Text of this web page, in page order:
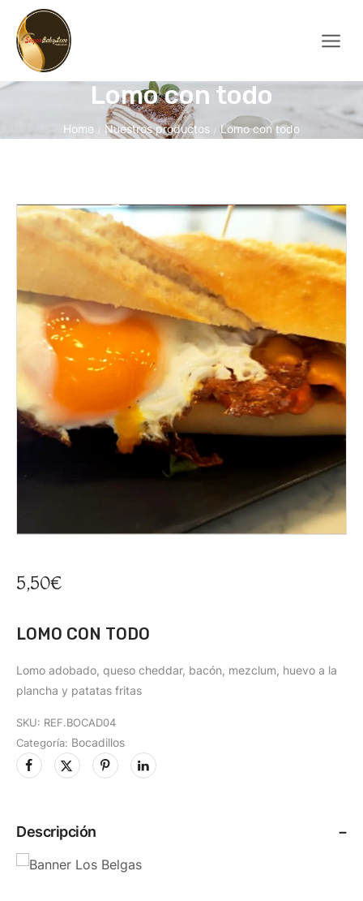
Lomo con todo
Home / Nuestros productos / Lomo con todo
5,50€
LOMO CON TODO
Lomo adobado, queso cheddar, bacón, mezclum, huevo a la
plancha y patatas fritas
SKU: REF.BOCAD04
Categoría: Bocadillos
Descripción